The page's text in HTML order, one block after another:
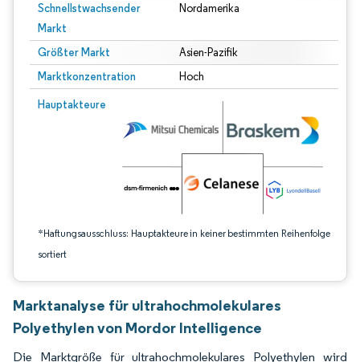
Schnellstwachsender
Markt
Nordamerika
Größter Markt Asien-Pazifik
Marktkonzentration Hoch
Hauptakteure
*Haftungsausschluss: Hauptakteure in keiner bestimmten Reihenfolge
sortiert
Bild © Mordor Intelligence. Wiederverwendung erfordert Namensnennung
Marktanalyse für ultrahochmolekulares
Polyethylen von Mordor Intelligence
Die Marktgröße für ultrahochmolekulares Polyethylen wird